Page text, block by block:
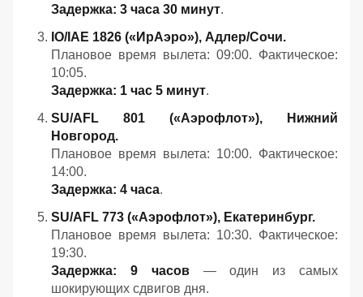
Задержка: 3 часа 30 минут.
IO/IAE 1826 («ИрАэро»), Адлер/Сочи.
Плановое время вылета: 09:00. Фактическое:
10:05.
Задержка: 1 час 5 минут.
SU/AFL 801 («Аэрофлот»), Нижний
Новгород.
Плановое время вылета: 10:00. Фактическое:
14:00.
Задержка: 4 часа.
SU/AFL 773 («Аэрофлот»), Екатеринбург.
Плановое время вылета: 10:30. Фактическое:
19:30.
Задержка: 9 часов— один из самых
шокирующих сдвигов дня.